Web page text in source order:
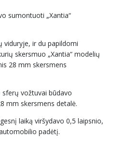
sumontuoti „Xantia“
viduryje, ir du papildomi
skersmuo „Xantia“ modelių
28 mm skersmens
vožtuvai būdavo
mm skersmens detalė.
laiką viršydavo 0,5 laipsnio,
padėtį.